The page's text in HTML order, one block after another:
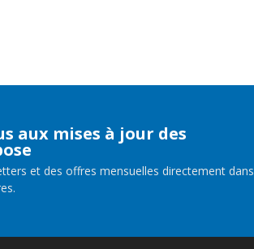
aux mises à jour des
et des offres mensuelles directement dans